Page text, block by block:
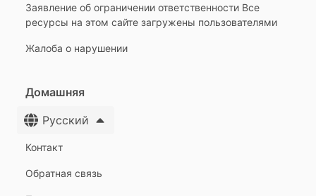
Заявление об ограничении ответственности Все
ресурсы на этом сайте загружены пользователями
Жалоба о нарушении
Домашняя
Русский
Контакт
Обратная связь